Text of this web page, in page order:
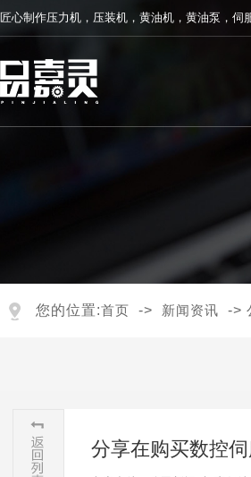
匠心制作压力机 ， 压装机 ， 黄油机 ， 黄油泵 ， 伺
您的位置:首页 -> 新闻资讯 ->
分享在购买数控